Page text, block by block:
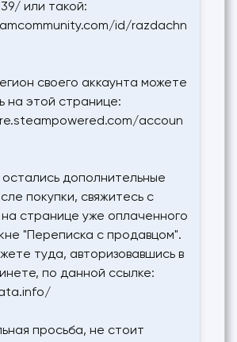
или такой:
id/razdachn
своего аккаунта можете
на этой странице:
accoun
остались дополнительные
покупки, свяжитесь с
странице уже оплаченного
"Переписка с продавцом".
туда, авторизовавшись в
по данной ссылке:
просьба, не стоит